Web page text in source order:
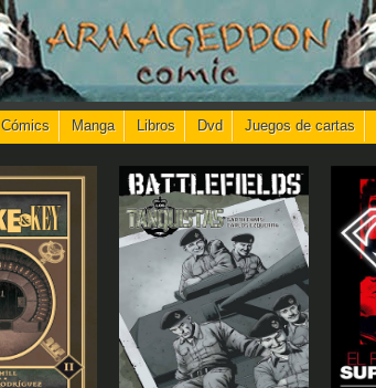
Cómics Manga Libros Dvd Juegos de cartas